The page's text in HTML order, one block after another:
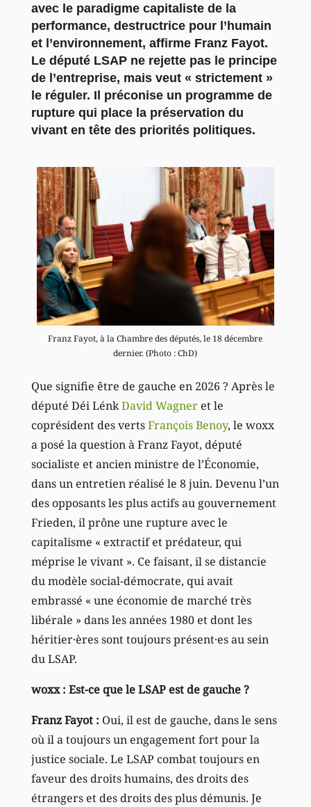
avec le paradigme capitaliste de la
performance, destructrice pour l’humain
et l’environnement, affirme Franz Fayot.
Le député LSAP ne rejette pas le principe
de l’entreprise, mais veut « strictement »
le réguler. Il préconise un programme de
rupture qui place la préservation du
vivant en tête des priorités politiques.
Franz Fayot, à la Chambre des députés, le 18 décembre
dernier. (Photo : ChD)
Que signifie être de gauche en 2026 ? Après le
député Déi LénkDavid Wagneret le
coprésident des vertsFrançois Benoy, le woxx
a posé la question à Franz Fayot, député
socialiste et ancien ministre de l’Économie,
dans un entretien réalisé le 8 juin. Devenu l’un
des opposants les plus actifs au gouvernement
Frieden, il prône une rupture avec le
capitalisme « extractif et prédateur, qui
méprise le vivant ». Ce faisant, il se distancie
du modèle social-démocrate, qui avait
embrassé « une économie de marché très
libérale » dans les années 1980 et dont les
héritier·ères sont toujours présent·es au sein
du LSAP.
woxx : Est-ce que le LSAP est de gauche ?
Franz Fayot : Oui, il est de gauche, dans le sens
où il a toujours un engagement fort pour la
justice sociale. Le LSAP combat toujours en
faveur des droits humains, des droits des
étrangers et des droits des plus démunis. Je